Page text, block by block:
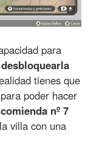
para
tienes que
poder hacer
nº 7
villa con una